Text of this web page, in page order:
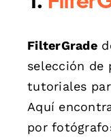
FilterGrade
selección de
tutoriales
Aquí
por